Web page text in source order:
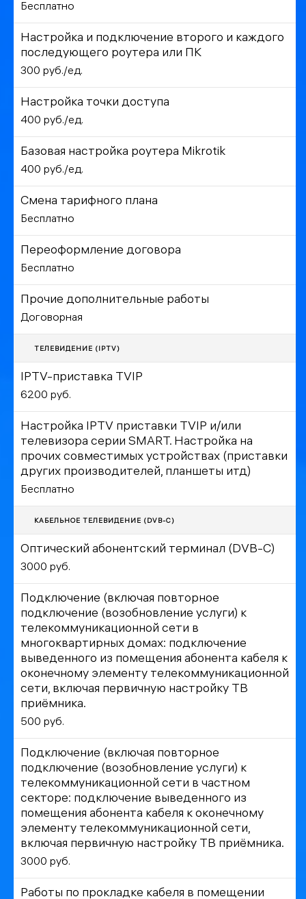
Бесплатно
Настройка и подключение второго и каждого
последующего роутера или ПК
300 руб./ед.
Настройка точки доступа
400 руб./ед.
Базовая настройка роутера Mikrotik
400 руб./ед.
Смена тарифного плана
Бесплатно
Переоформление договора
Бесплатно
Прочие дополнительные работы
Договорная
ТЕЛЕВИДЕНИЕ (IPTV)
IPTV-приставка TVIP
6200 руб.
Настройка IPTV приставки TVIP и/или
телевизора серии SMART. Настройка на
прочих совместимых устройствах (приставки
других производителей, планшеты итд)
Бесплатно
КАБЕЛЬНОЕ ТЕЛЕВИДЕНИЕ (DVB-C)
Оптический абонентский терминал (DVB-C)
3000 руб.
Подключение (включая повторное
подключение (возобновление услуги) к
телекоммуникационной сети в
многоквартирных домах: подключение
выведенного из помещения абонента кабеля к
оконечному элементу телекоммуникационной
сети, включая первичную настройку ТВ
приёмника.
500 руб.
Подключение (включая повторное
подключение (возобновление услуги) к
телекоммуникационной сети в частном
секторе: подключение выведенного из
помещения абонента кабеля к оконечному
элементу телекоммуникационной сети,
включая первичную настройку ТВ приёмника.
3000 руб.
Работы по прокладке кабеля в помещении